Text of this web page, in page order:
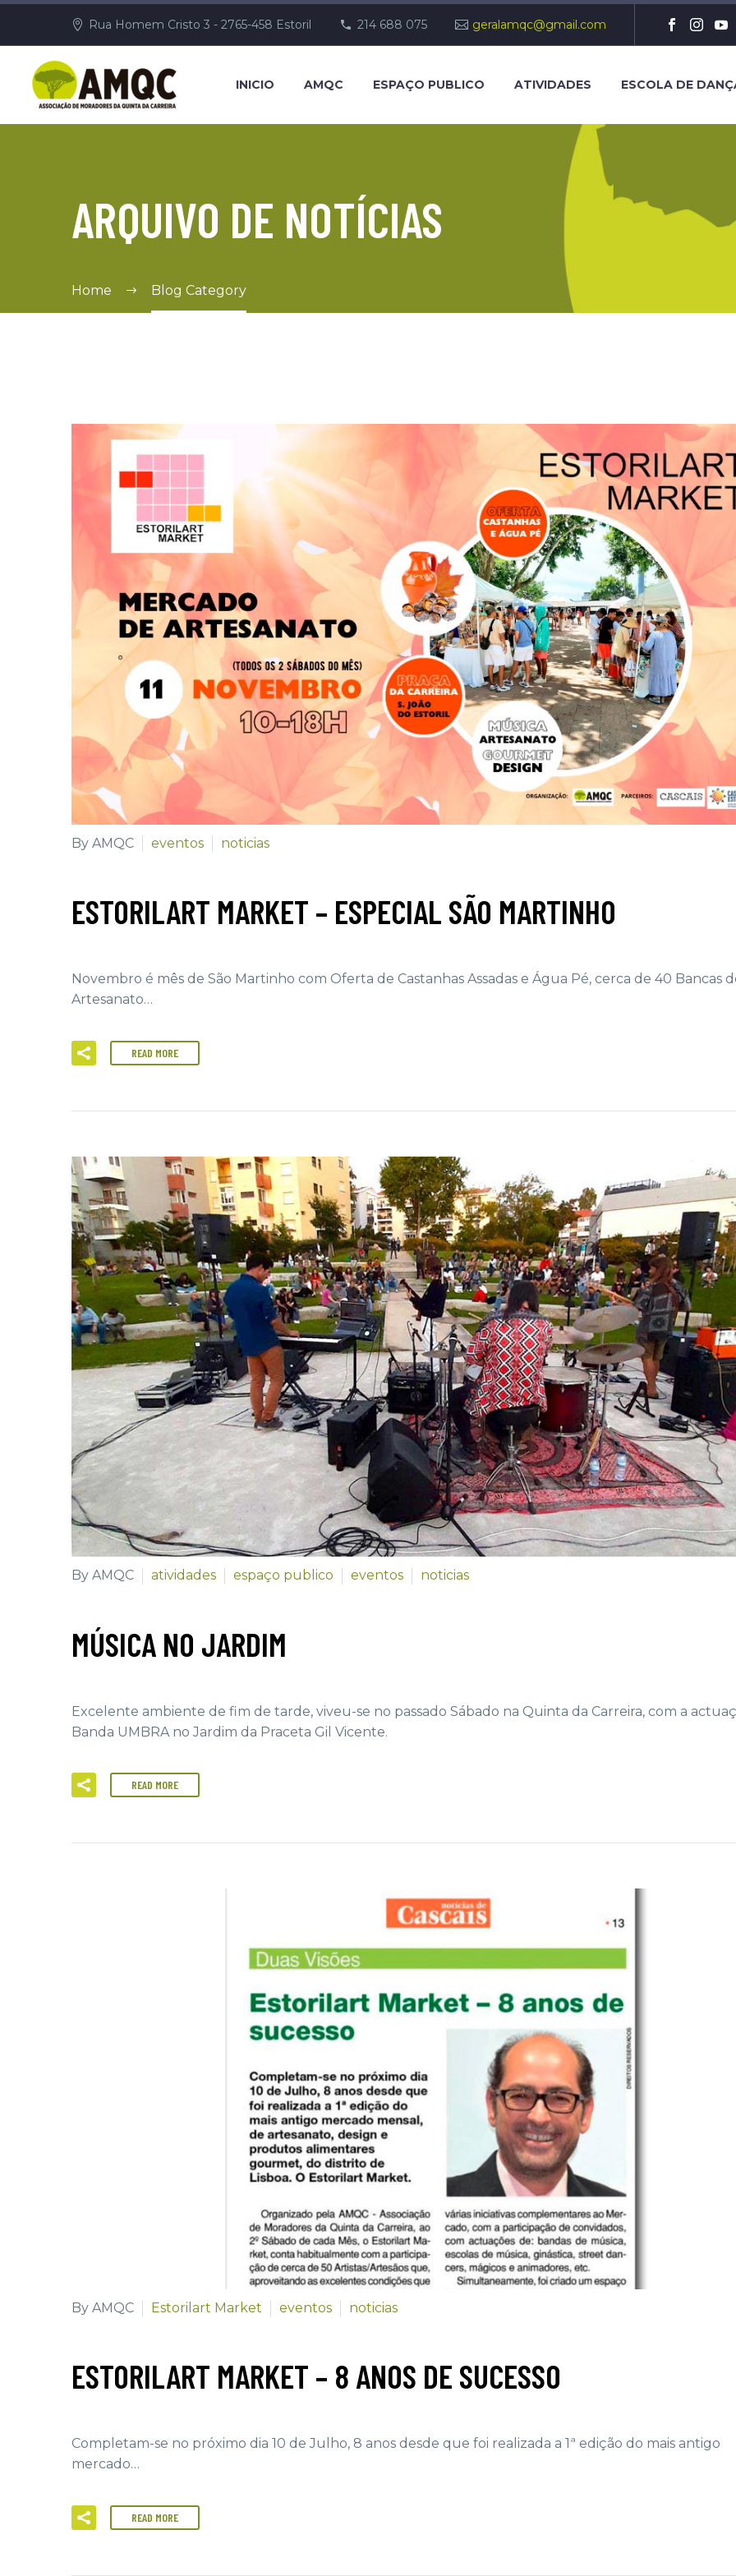
Rua Homem Cristo 3 - 2765-458 Estoril 214 688 075 geralamqc@gmail.com
INICIO AMQC ESPAÇO PUBLICO ATIVIDADES ESCOLA DE
ARQUIVO DE NOTÍCIAS
Home Blog Category
By AMQC eventos noticias
ESTORILART MARKET – ESPECIAL SÃO MARTINHO
Novembro é mês de São Martinho com Oferta de Castanhas Assadas e Água Pé, cerca de 40 Bancas
Artesanato…
READ MORE
By AMQC atividades espaço publico eventos noticias
MÚSICA NO JARDIM
Excelente ambiente de fim de tarde, viveu-se no passado Sábado na Quinta da Carreira, com a
Banda UMBRA no Jardim da Praceta Gil Vicente.
READ MORE
By AMQC Estorilart Market eventos noticias
ESTORILART MARKET – 8 ANOS DE SUCESSO
Completam-se no próximo dia 10 de Julho, 8 anos desde que foi realizada a 1ª edição do mais antigo
mercado…
READ MORE